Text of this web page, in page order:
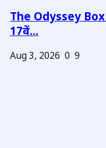
The Odyssey
17वें...
Aug 3, 2026 0 9